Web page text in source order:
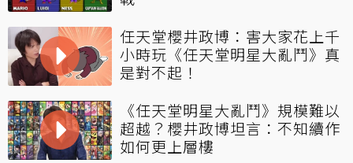
任天堂櫻井政博：害大家花上千
小時玩《任天堂明星大亂鬥》真
是對不起！
《任天堂明星大亂鬥》規模難以
超越？櫻井政博坦言：不知續作
如何更上層樓